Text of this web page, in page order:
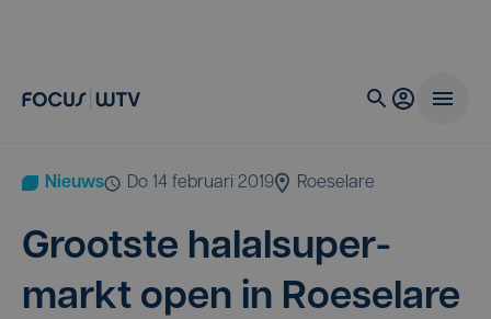
Nieuws do 14 februari 2019 Roeselare
Groot­ste halal­su­per­
markt open in Roeselare